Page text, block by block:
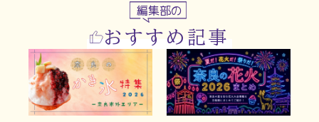
編集部の
おすすめ記事